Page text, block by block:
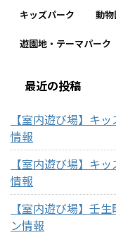
キッズパーク 動
遊園地・テーマパーク
最近の投稿
【室内遊び場】キ
情報
【室内遊び場】キ
情報
【室内遊び場】壬
ン情報